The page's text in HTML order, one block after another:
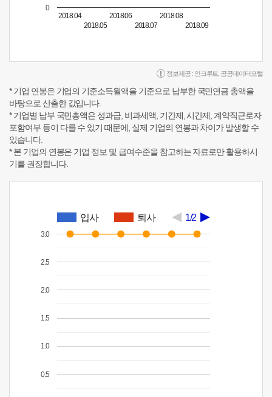
2018.04
2018.05
2018.06
2018.07
2018.08
2018.09
0
정보제공 : 인크루트 공공데이터포털
* 기업 연봉은 기업의 기준소득월액을 기준으로 납부한 국민연금 총액을
바탕으로 산출한 값입니다.
* 기업별 납부 국민총액은 성과급, 비과세액, 기간제, 시간제, 계약직근로자
포함여부 등이 다를 수 있기 때문에, 실제 기업의 연봉과 차이가 발생할 수
있습니다.
* 본 기업의 연봉은 기업 정보 및 급여수준을 참고하는 자료로만 활용하시
기를 권장합니다.
입사 퇴사 1/2
0.5
1.0
1.5
2.0
2.5
3.0